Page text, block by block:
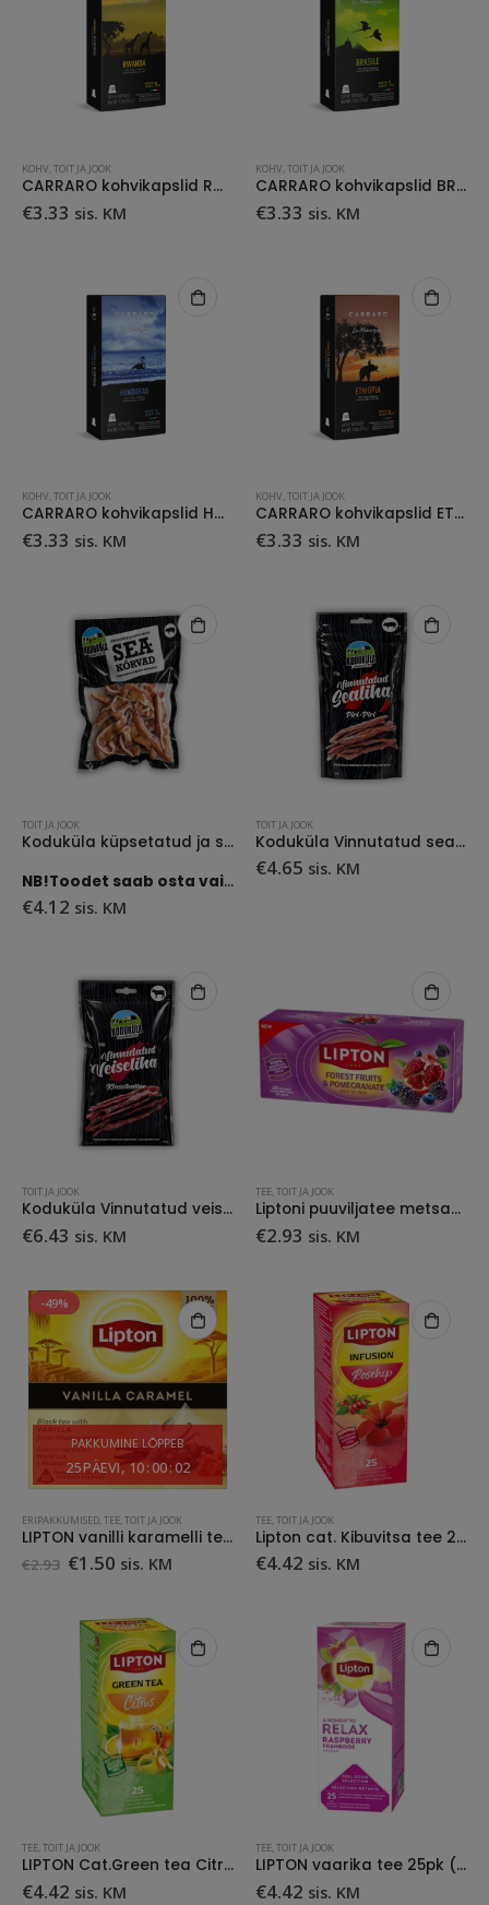
KOHV,TOIT JA JOOK
CARRARO kohvikapslid RWANDA
€3.33 sis. KM
KOHV,TOIT JA JOOK
CARRARO kohvikapslid BRASILE
€3.33 sis. KM
KOHV,TOIT JA JOOK
CARRARO kohvikapslid HONDURAS
€3.33 sis. KM
KOHV,TOIT JA JOOK
CARRARO kohvikapslid ETHIOPIA
€3.33 sis. KM
TOIT JA JOOK
Koduküla küpsetatud ja suitsutatud seakõrvad 200 g
NB!Toodet saab osta vaid ise järgi tulles.
€4.12 sis. KM
TOIT JA JOOK
Koduküla Vinnutatud sealiha piri-piri 70g
€4.65 sis. KM
TOIT JA JOOK
Koduküla Vinnutatud veiseliha klassikaline 60 g
€6.43 sis. KM
TEE,TOIT JA JOOK
Liptoni puuviljatee metsamarjade ja granaatõunaga
€2.93 sis. KM
-49%
PAKKUMINE LÕPPEB
25PÄEVI 10:00:01
ERIPAKKUMISED TEE TOIT JA JOOK
LIPTON vanilli karamelli tee püramiid 20 pk
€2.93 Algne
€2.93.
€1.50Praegune
€1.50.
sis. KM
TEE TOIT JA JOOK
Lipton cat. Kibuvitsa tee 25 pk
€4.42 sis. KM
TEE,TOIT JA JOOK
LIPTON Cat.Green tea Citrus 25pk
€4.42 sis. KM
TEE,TOIT JA JOOK
LIPTON vaarika tee 25pk (fooliumis)
€4.42 sis. KM